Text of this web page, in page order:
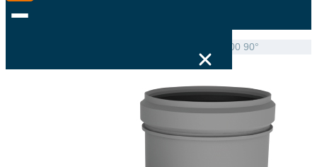
Twinline Support elbow PP 100 90°